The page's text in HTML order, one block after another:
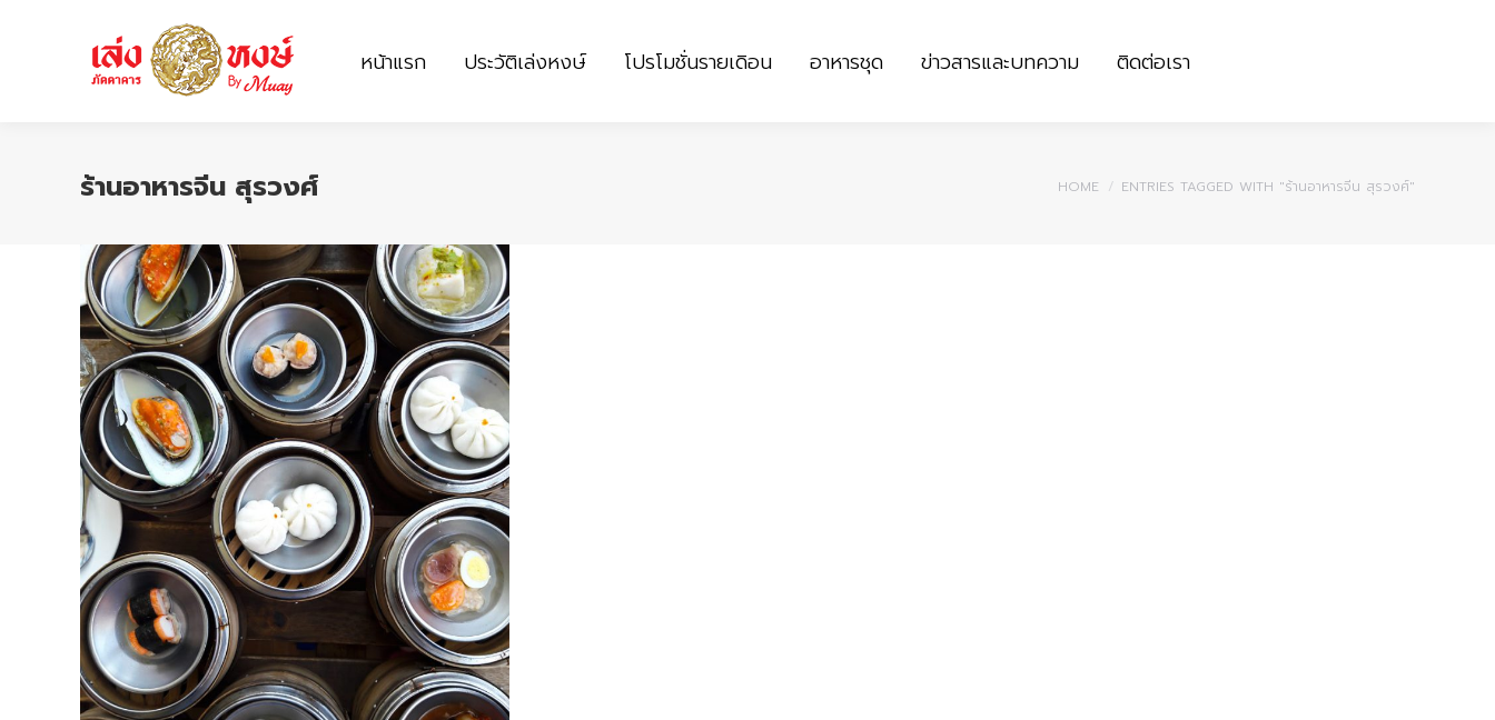
หน้าแรก ประวัติเล่งหงษ์ โปรโมชั่นรายเดิอน อาหารชุด ข่าวสารและบทความ ติดต่อเรา
ร้านอาหารจีน สุรวงศ์ You are here:
HOME ENTRIES TAGGED WITH "ร้านอาหารจีน สุรวงศ์"
โปรโมชั่นรายเดิอน